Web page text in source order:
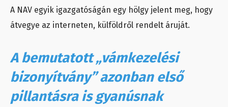
A NAV egyik igazgatóságán egy hölgy jelent meg, hogy
átvegye az interneten, külföldről rendelt áruját.
A bemutatott „vámkezelési
bizonyítvány” azonban első
pillantásra is gyanúsnak